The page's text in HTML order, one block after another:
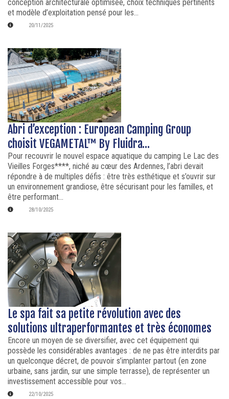
conception architecturale optimisée, choix techniques pertinents
et modèle d’exploitation pensé pour les...
20/11/2025
Abri d’exception : European Camping Group
choisit VEGAMETAL™ By Fluidra…
Pour recouvrir le nouvel espace aquatique du camping Le Lac des
Vieilles Forges****, niché au cœur des Ardennes, l’abri devait
répondre à de multiples défis : être très esthétique et s’ouvrir sur
un environnement grandiose, être sécurisant pour les familles, et
être performant...
28/10/2025
Le spa fait sa petite révolution avec des
solutions ultraperformantes et très économes
Encore un moyen de se diversifier, avec cet équipement qui
possède les considérables avantages : de ne pas être interdits par
un quelconque décret, de pouvoir s’implanter partout (en zone
urbaine, sans jardin, sur une simple terrasse), de représenter un
investissement accessible pour vos...
22/10/2025